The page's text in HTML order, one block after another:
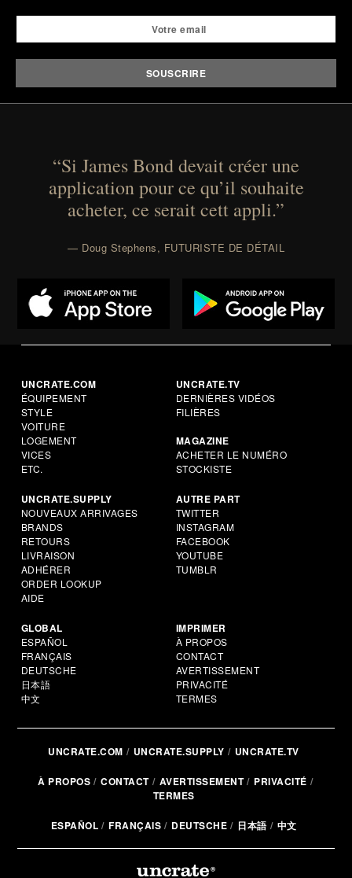
“Si James Bond devait créer une
application pour ce qu’il souhaite
acheter, ce serait cett appli.”
— Doug Stephens, FUTURISTE DE DÉTAIL
UNCRATE.COM
ÉQUIPEMENT
STYLE
VOITURE
LOGEMENT
VICES
ETC.
UNCRATE.TV
DERNIÈRES VIDÉOS
FILIÈRES
MAGAZINE
ACHETER LE NUMÉRO
STOCKISTE
UNCRATE.SUPPLY
NOUVEAUX ARRIVAGES
BRANDS
RETOURS
LIVRAISON
ADHÉRER
ORDER LOOKUP
AIDE
AUTRE PART
TWITTER
INSTAGRAM
FACEBOOK
YOUTUBE
TUMBLR
GLOBAL
ESPAÑOL
FRANÇAIS
DEUTSCHE
日本語
中文
IMPRIMER
À PROPOS
CONTACT
AVERTISSEMENT
PRIVACITÉ
TERMES
UNCRATE.COM UNCRATE.SUPPLY UNCRATE.TV
À PROPOS CONTACT AVERTISSEMENT
PRIVACITÉ
TERMES
ESPAÑOL FRANÇAIS DEUTSCHE 日本語 中文